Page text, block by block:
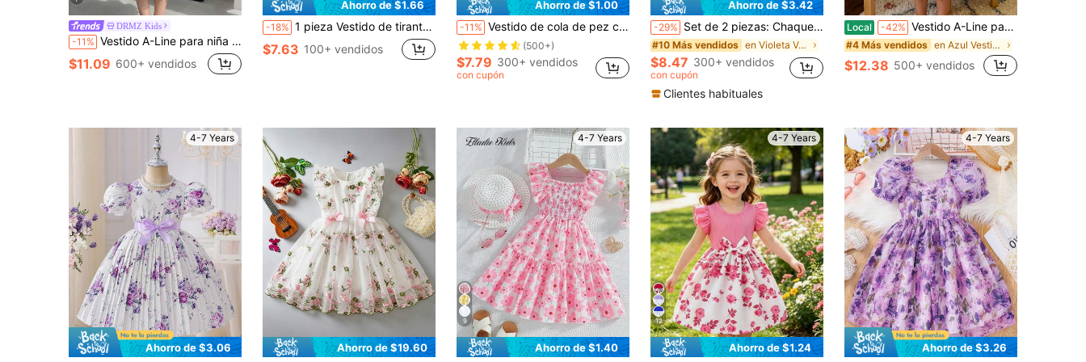
DRMZ Kids
-11% Vestido A-Line para niña joven con estampado floral, sin mangas, bajo con volantes, cintura ceñida, rosa pastel, verano, princesa, 7º cumpleaños, niña de las flores, ropa casual y cómoda para fiestas
$11.09 600+ vendidos
Ahorro de $1.66
-18% 1 pieza Vestido de tirantes con estampado de leopardo de moda para niñas, diseño off-shoulder, dulce y lindo para el verano, adecuado para fiestas, vacaciones, regalos y uso casual al aire libre
$7.63 100+ vendidos
Ahorro de $1.00
-11% Vestido de cola de pez con cuello cuadrado, mangas abullonadas y estampado de corazones para niñas jóvenes en el Día de San Valentín
(500+)
$7.79 300+ vendidos
con cupón
Ahorro de $3.42
-29% Set de 2 piezas: Chaqueta de moda para niña joven y vestido de malla bordado formal, para primavera y otoño
#10 Más vendidos en Violeta Vestidos para niñas
$8.47 300+ vendidos
con cupón
Clientes habituales
Local -42% Vestido A-Line para niñas pequeñas de 2-8T con estampado de cuadros , mangas abullonadas y bordado de lápiz, conjunto de verano
#4 Más vendidos en Azul Vestidos para niñas
$12.38 500+ vendidos
4-7 Years
Ahorro de $3.06 Ahorro de $19.60
4-7 Years
9
Ahorro de $1.40
4-7 Years
12
Ahorro de $1.24
4-7 Years
Ahorro de $3.26